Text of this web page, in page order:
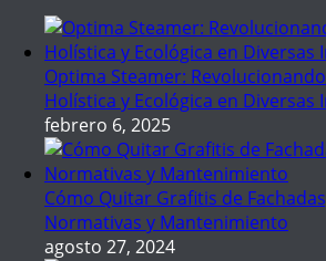
Optima Steamer:
Holística y Ecológica en Diversas
febrero 6, 2025
Cómo Quitar Grafitis de
Normativas y Mantenimiento
agosto 27, 2024